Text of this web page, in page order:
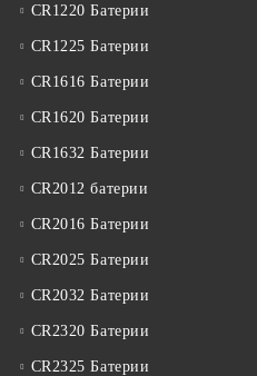
CR1220 Батерии
CR1225 Батерии
CR1616 Батерии
CR1620 Батерии
CR1632 Батерии
CR2012 батерии
CR2016 Батерии
CR2025 Батерии
CR2032 Батерии
CR2320 Батерии
CR2325 Батерии